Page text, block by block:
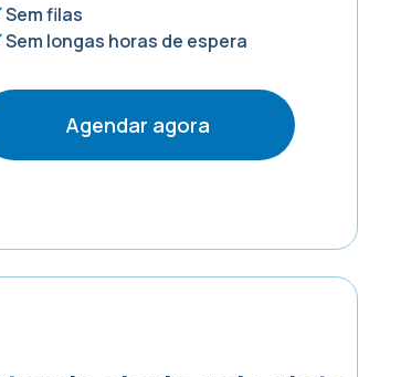
Sem filas
Sem longas horas de espera
Agendar agora